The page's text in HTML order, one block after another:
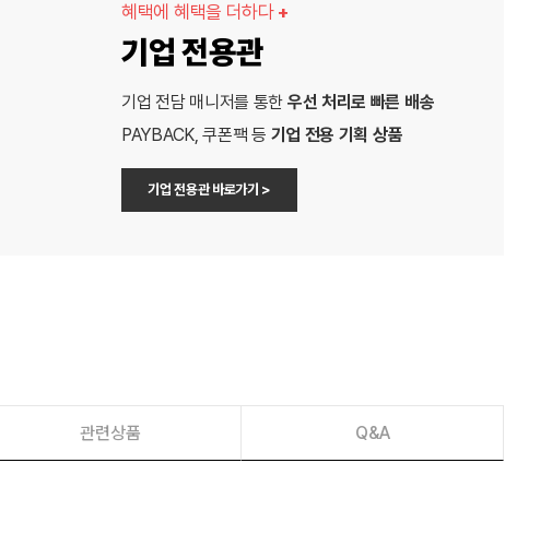
혜택에 혜택을 더하다 +
기업 전용관
기업 전담 매니저를 통한 우선 처리로 빠른 배송
PAYBACK, 쿠폰팩 등 기업 전용 기획 상품
기업 전용관 바로가기 >
관련상품 Q&A